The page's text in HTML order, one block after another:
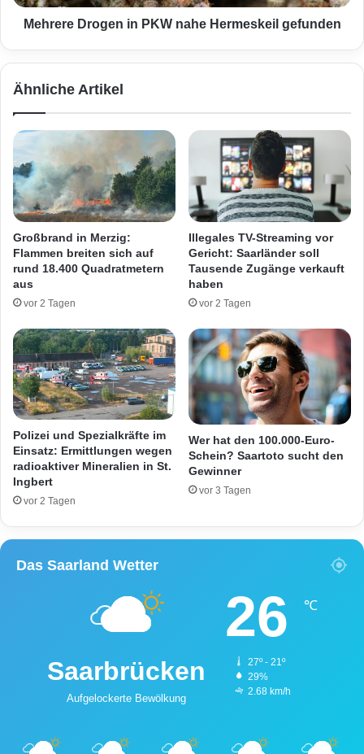
A
n
s
h
e
i
m
m
e
r
i
K
W
n
a
h
H
m
s
k
e
i
l
g
e
f
u
n
d
Mehrere Drogen in PKW nahe Hermeskeil gefunden
Ähnliche Artikel
Großbrand in Merzig:
Flammen breiten sich auf
rund 18.400 Quadratmetern
aus
vor 2 Tagen
Illegales TV-Streaming vor
Gericht: Saarländer soll
Tausende Zugänge verkauft
haben
vor 2 Tagen
Polizei und Spezialkräfte im
Einsatz: Ermittlungen wegen
radioaktiver Mineralien in St.
Ingbert
vor 2 Tagen
Wer hat den 100.000-Euro-
Schein? Saartoto sucht den
Gewinner
vor 3 Tagen
Das Saarland Wetter
Saarbrücken
Aufgelockerte Bewölkung
26 ℃
27º - 21º
29%
2.68 km/h